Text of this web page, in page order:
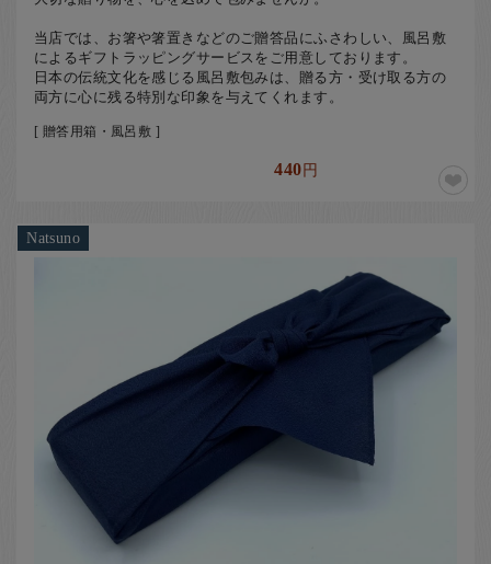
当店では、お箸や箸置きなどのご贈答品にふさわしい、風呂敷
によるギフトラッピングサービスをご用意しております。
日本の伝統文化を感じる風呂敷包みは、贈る方・受け取る方の
両方に心に残る特別な印象を与えてくれます。
[ 贈答用箱・風呂敷 ]
440円
Natsuno